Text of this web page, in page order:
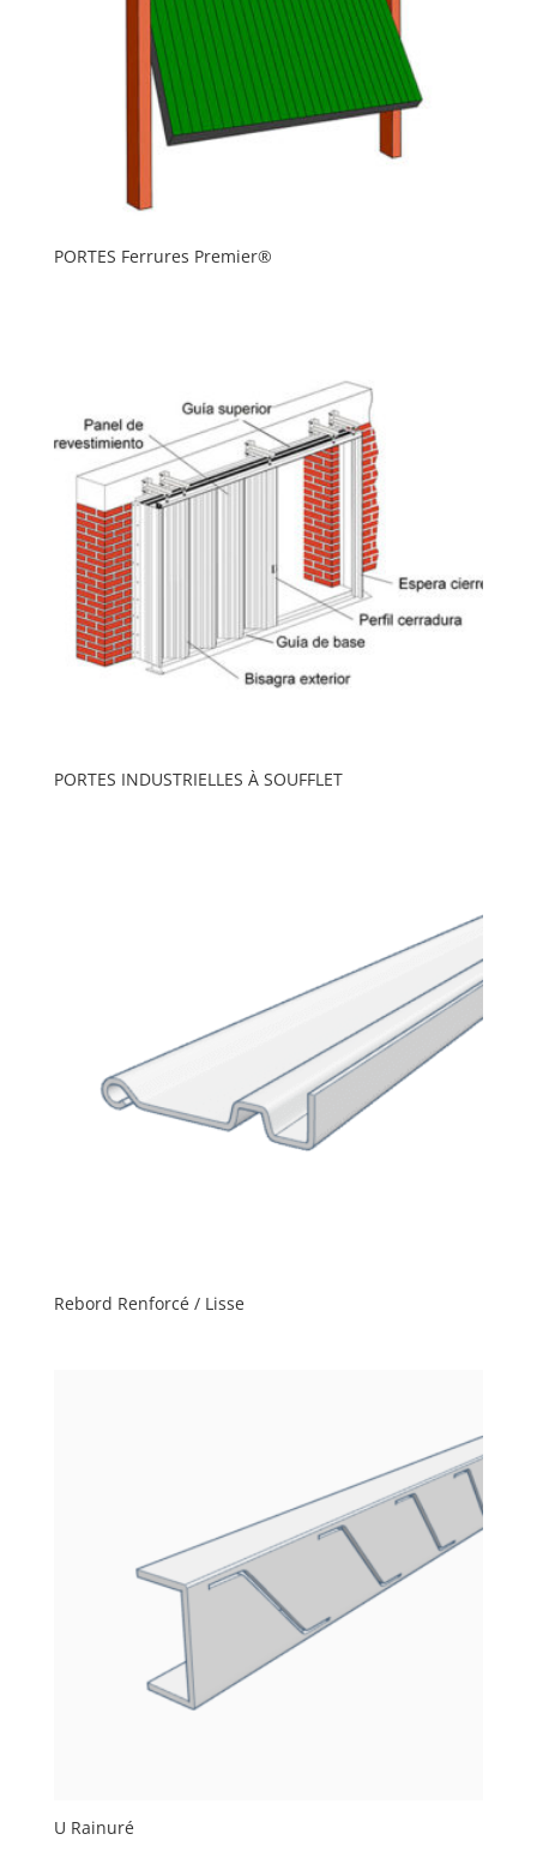
PORTES Ferrures Premier®
PORTES INDUSTRIELLES À SOUFFLET
Rebord Renforcé / Lisse
U Rainuré